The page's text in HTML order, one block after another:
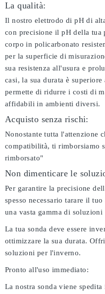
La qualità:
Il nostro elettrodo di pH di
con precisione il pH della
corpo in policarbonato
per la superficie di
sua resistenza all'usura e
casi, la sua durata è
permette di ridurre i costi di
affidabili in ambienti diversi.
Acquisto senza rischi:
Nonostante tutta l'attenzione
compatibilità, ti rimborsiamo
rimborsato"
Non dimenticare le
Per garantire la precisione
spesso necessario tarare il
una vasta gamma di soluzioni
La tua sonda deve essere
ottimizzare la sua durata.
soluzioni per l'inverno.
Pronto all'uso immediato:
La nostra sonda viene